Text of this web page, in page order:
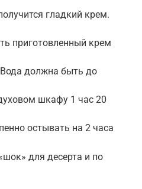
гладкий крем.
приготовленный крем
должна быть до
шкафу 1 час 20
остывать на 2 часа
для десерта и по